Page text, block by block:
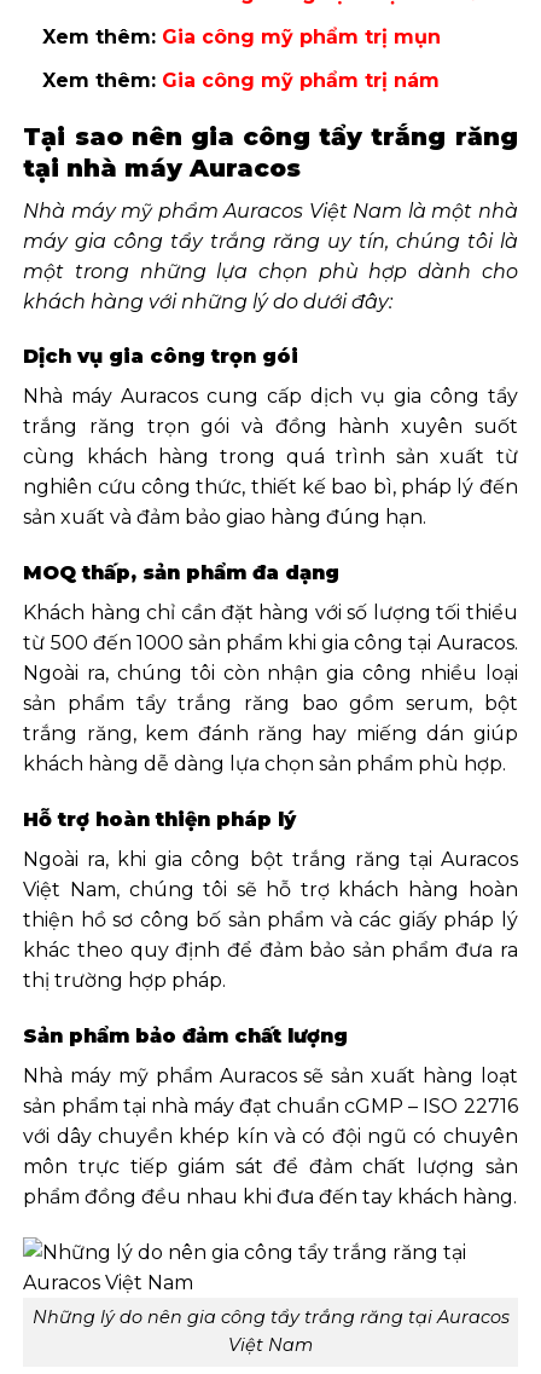
Xem thêm: Gia công mỹ phẩm trị mụn
Xem thêm: Gia công mỹ phẩm trị nám
Tại sao nên gia công tẩy trắng răng
tại nhà máy Auracos
Nhà máy mỹ phẩm Auracos Việt Nam là một nhà
máy gia công tẩy trắng răng uy tín, chúng tôi là
một trong những lựa chọn phù hợp dành cho
khách hàng với những lý do dưới đây:
Dịch vụ gia công trọn gói
Nhà máy Auracos cung cấp dịch vụ gia công tẩy
trắng răng trọn gói và đồng hành xuyên suốt
cùng khách hàng trong quá trình sản xuất từ
nghiên cứu công thức, thiết kế bao bì, pháp lý đến
sản xuất và đảm bảo giao hàng đúng hạn.
MOQ thấp, sản phẩm đa dạng
Khách hàng chỉ cần đặt hàng với số lượng tối thiểu
từ 500 đến 1000 sản phẩm khi gia công tại Auracos.
Ngoài ra, chúng tôi còn nhận gia công nhiều loại
sản phẩm tẩy trắng răng bao gồm serum, bột
trắng răng, kem đánh răng hay miếng dán giúp
khách hàng dễ dàng lựa chọn sản phẩm phù hợp.
Hỗ trợ hoàn thiện pháp lý
Ngoài ra, khi gia công bột trắng răng tại Auracos
Việt Nam, chúng tôi sẽ hỗ trợ khách hàng hoàn
thiện hồ sơ công bố sản phẩm và các giấy pháp lý
khác theo quy định để đảm bảo sản phẩm đưa ra
thị trường hợp pháp.
Sản phẩm bảo đảm chất lượng
Nhà máy mỹ phẩm Auracos sẽ sản xuất hàng loạt
sản phẩm tại nhà máy đạt chuẩn cGMP – ISO 22716
với dây chuyền khép kín và có đội ngũ có chuyên
môn trực tiếp giám sát để đảm chất lượng sản
phẩm đồng đều nhau khi đưa đến tay khách hàng.
Những lý do nên gia công tẩy trắng răng tại Auracos
Việt Nam